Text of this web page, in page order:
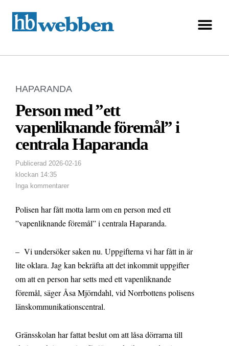
HAPARANDA
Person med ”ett
vapenliknande föremål” i
centrala Haparanda
Publicerad 2026-02-16
klockan 14:35
Inga kommentarer
Polisen har fått motta larm om en person med ett
”vapenliknande föremål” i centrala Haparanda.
– Vi undersöker saken nu. Uppgifterna vi har fått in är
lite oklara. Jag kan bekräfta att det inkommit uppgifter
om att en person har setts med ett vapenliknande
föremål, säger Åsa Mjörndahl, vid Norrbottens polisens
länskommunikationscentral.
Gränsskolan har fattat beslut om att låsa dörrarna till